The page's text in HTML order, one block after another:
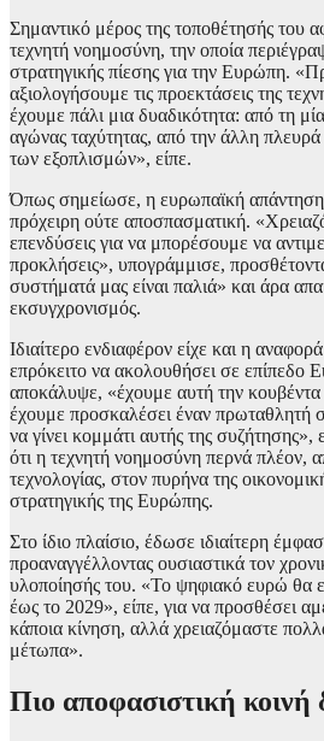
Σημαντικό μέρος της τοποθέτησής του
τεχνητή νοημοσύνη, την οποία
στρατηγικής πίεσης για την Ευρώπη.
αξιολογήσουμε τις προεκτάσεις της
έχουμε πάλι μια δυαδικότητα: από τη
αγώνας ταχύτητας, από την άλλη πλευρά
των εξοπλισμών», είπε.
Όπως σημείωσε, η ευρωπαϊκή απάντηση
πρόχειρη ούτε αποσπασματική.
επενδύσεις για να μπορέσουμε να
προκλήσεις», υπογράμμισε,
συστήματά μας είναι παλιά» και άρα
εκσυγχρονισμός.
Ιδιαίτερο ενδιαφέρον είχε και η
επρόκειτο να ακολουθήσει σε επίπεδο
αποκάλυψε, «έχουμε αυτή την
έχουμε προσκαλέσει έναν
να γίνει κομμάτι αυτής της συζήτησης»,
ότι η τεχνητή νοημοσύνη περνά πλέον,
τεχνολογίας, στον πυρήνα της
στρατηγικής της Ευρώπης.
Στο ίδιο πλαίσιο, έδωσε ιδιαίτερη
προαναγγέλλοντας ουσιαστικά τον
υλοποίησής του. «Το ψηφιακό ευρώ θα
έως το 2029», είπε, για να προσθέσει
κάποια κίνηση, αλλά χρειαζόμαστε
μέτωπα».
Πιο αποφασιστική κοινή